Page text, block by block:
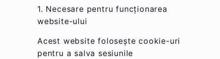
1. Necesare pentru funcționarea
website-ului
Acest website folosește cookie-uri
pentru a salva sesiunile